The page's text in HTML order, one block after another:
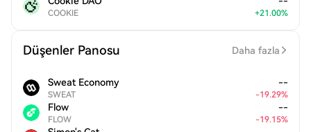
COOKIE +21.00%
Düşenler Panosu Daha fazla
Sweat Economy
SWEAT
--
-19.29%
Flow
FLOW
--
-19.15%